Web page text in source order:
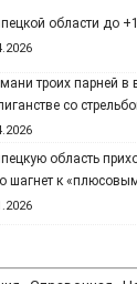
области до
троих парней в
со
область
шагнет к